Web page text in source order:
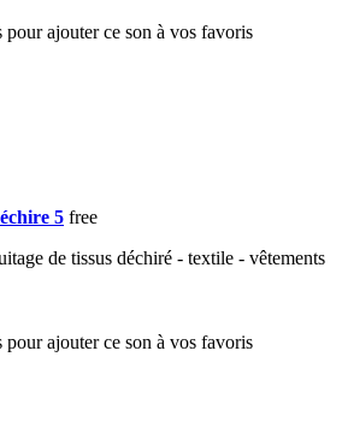
5 free
de tissus déchiré - textile - vêtements